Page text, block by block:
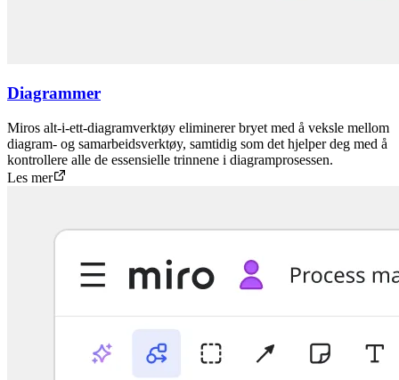
Diagrammer
Miros alt-i-ett-diagramverktøy eliminerer bryet med å veksle mellom
diagram- og samarbeidsverktøy, samtidig som det hjelper deg med å
kontrollere alle de essensielle trinnene i diagramprosessen.
Les mer